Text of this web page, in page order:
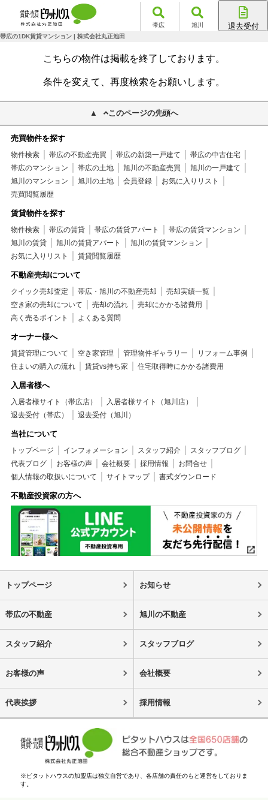
帯広 旭川 退去受付
帯広の1DK賃貸マンション | 株式会社丸正池田
こちらの物件は掲載を終了しております。
条件を変えて、再度検索をお願いします。
このページの先頭へ
売買物件を探す
物件検索 帯広の不動産売買 帯広の新築一戸建て
帯広の中古住宅
帯広のマンション
帯広の土地 旭川の不動産売買
旭川の一戸建て
旭川のマンション
旭川の土地 会員登録
お気に入りリスト
売買閲覧履歴
賃貸物件を探す
物件検索 帯広の賃貸 帯広の賃貸アパート
帯広の賃貸マンション
旭川の賃貸
旭川の賃貸アパート
旭川の賃貸マンション
お気に入りリスト
賃貸閲覧履歴
不動産売却について
クイック売却査定 帯広・旭川の不動産売却
売却実績一覧
空き家の売却について
売却の流れ
売却にかかる諸費用
高く売るポイント
よくある質問
オーナー様へ
賃貸管理について 空き家管理 管理物件ギャラリー
リフォーム事例
住まいの購入の流れ
賃貸vs持ち家 住宅取得時にかかる諸費用
入居者様へ
入居者様サイト（帯広店）
入居者様サイト（旭川店）
退去受付（帯広）
退去受付（旭川）
当社について
トップページ インフォメーション スタッフ紹介
スタッフブログ
代表ブログ
お客様の声 会社概要 採用情報
お問合せ
個人情報の取扱いについて
サイトマップ 書式ダウンロード
不動産投資家の方へ
トップページ お知らせ
帯広の不動産 旭川の不動産
スタッフ紹介 スタッフブログ
お客様の声 会社概要
代表挨拶 採用情報
※ピタットハウスの加盟店は独立自営であり、各店舗の責任のもと運営をしておりま
す。